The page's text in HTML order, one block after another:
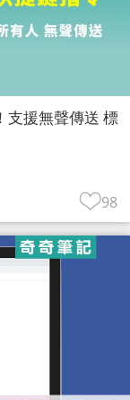
支援無聲傳送 標
98